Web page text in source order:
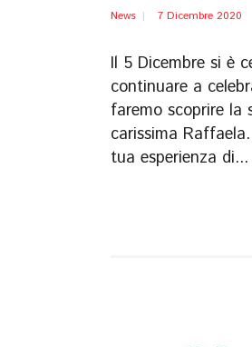
News 7 Dicembre 2020
Il 5 Dicembre si è
continuare a
faremo scoprire la
carissima
tua esperienza di...